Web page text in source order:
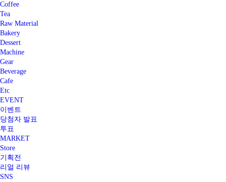
Coffee
Tea
Raw Material
Bakery
Dessert
Machine
Gear
Beverage
Cafe
Etc
EVENT
이벤트
당첨자 발표
투표
MARKET
Store
기획전
리얼 리뷰
SNS